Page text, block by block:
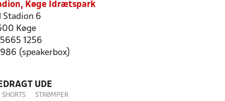
Køge Idrætspark
Stadion 6
Køge
5665 1256
(speakerbox)
UDE
SHORTS STRØMPER